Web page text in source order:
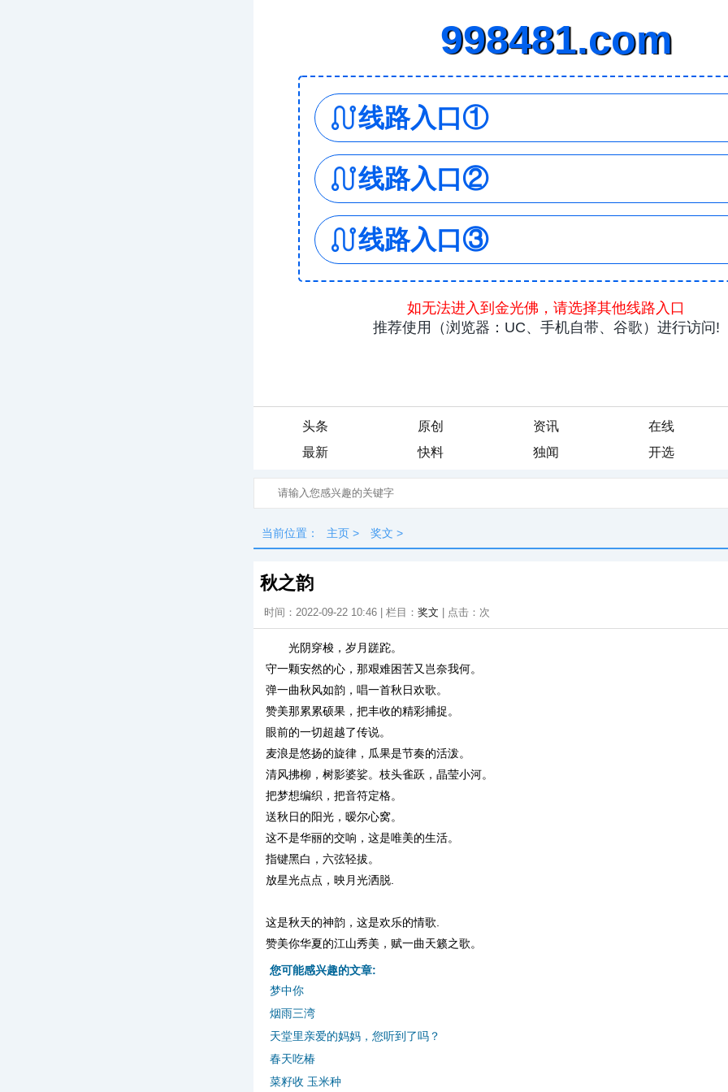
头条 原创 资讯
在线
最新
快料 独闻 开选
当前位置： 主页 > 奖文 >
秋之韵
时间：2022-09-22 10:46 | 栏目： 奖文 | 点击： 次
光阴穿梭，岁月蹉跎。
守一颗安然的心，那艰难困苦又岂奈我何。
弹一曲秋风如韵，唱一首秋日欢歌。
赞美那累累硕果，把丰收的精彩捕捉。
眼前的一切超越了传说。
麦浪是悠扬的旋律，瓜果是节奏的活泼。
清风拂柳，树影婆娑。枝头雀跃，晶莹小河。
把梦想编织，把音符定格。
送秋日的阳光，暧尔心窝。
这不是华丽的交响，这是唯美的生活。
指键黑白，六弦轻拔。
放星光点点，映月光洒脱.
这是秋天的神韵，这是欢乐的情歌.
赞美你华夏的江山秀美，赋一曲天籁之歌。
您可能感兴趣的文章:
梦中你
烟雨三湾
天堂里亲爱的妈妈，您听到了吗？
春天吃椿
菜籽收 玉米种